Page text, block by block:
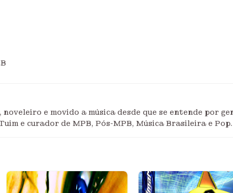
e movido a música desde que se entende por
e curador de MPB, Pós-MPB, Música Brasileira e Pop.